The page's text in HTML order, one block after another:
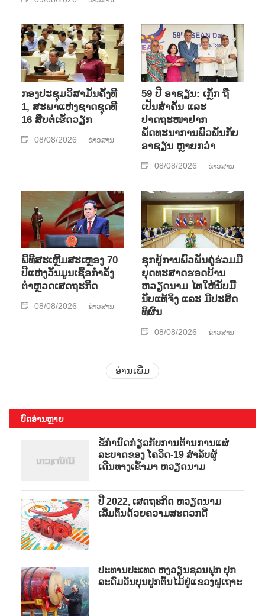
ກອງປະຊຸມວິສາມັນຄັ້ງທີ
1, ສະພາແຫ່ງຊາດຊຸດທີ
16 ສືບຕໍ່ເຮັດວຽກ
08/08/2026 ຂ່າວສານ
59 ປີ ອາຊຽນ: ເກຼັກ ຖື
ເປັນສຳຄັນ ແລະ
ປາດຖະໜາຢາກ
ພັດທະນາການພົວພັນກັບ
ອາຊຽນ ຫຼາຍກວ່າ
08/08/2026 ຂ່າວສານ
ພິທີສະເຫຼີມສະເຫຼອງ 70
ປີແຫ່ງວັນມູນເຊື້ອກຳລັງ
ຕຳຫຼວດເສດຖະກິດ
08/08/2026 ຂ່າວສານ
ຊຸກ​ຍູ້​ການ​ພົວ​ພັນ​ຄູ່​ຮ່ວມ​ມື​
ຍຸດ​ທະ​ສາດ​ຮອດ​ບ້ານ
ຫວຽດ​ນາມ ໄທ​ໃຫ້​ນັບ​ມື້​
ນັບ​ແທ້​ຈິງ ແລະ ມີ​ປະ​ສິດ​
ທິ​ຜົນ
08/08/2026 ຂ່າວສານ
ອ່ານເພີ່ມ
ບົດອ່ານຫຼາຍ
ຂໍ້ກຳນົດກ່ຽວກັບການຕ້ານການແຜ່
ລະບາດຂອງ ໂຄວິດ-19 ສຳລັບຜູ້
ເດີນທາງເຂົ້າມາ ຫວຽດນາມ
ປີ 2022, ເສດຖະກິດ ຫວຽດນາມ
ເລີ່ມຕົ້ນດ້ວຍຄວາມສະດວກດີ
ປະທານປະເທດ ຫງວຽນຊວນຟຸກ ປຸກ
ລະດົມວັນບຸນປູກຕົ້ນໄມ້ຢູ່ແຂວງຝູເຖາະ